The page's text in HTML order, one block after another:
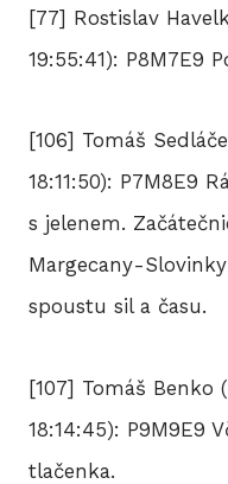
[77] Rostislav
19:55:41): P8M7E9
[106] Tomáš
18:11:50): P7M8E9
s jelenem.
Margecany-
spoustu sil a času.
[107] Tomáš Benko
18:14:45): P9M9E9
tlačenka.